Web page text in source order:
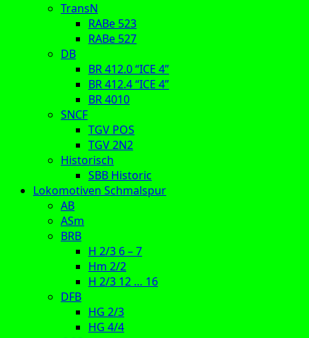
TransN
RABe 523
RABe 527
DB
BR 412.0 “ICE 4”
BR 412.4 “ICE 4”
BR 4010
SNCF
TGV POS
TGV 2N2
Historisch
SBB Historic
Lokomotiven Schmalspur
AB
ASm
BRB
H 2/3 6 – 7
Hm 2/2
H 2/3 12 … 16
DFB
HG 2/3
HG 4/4